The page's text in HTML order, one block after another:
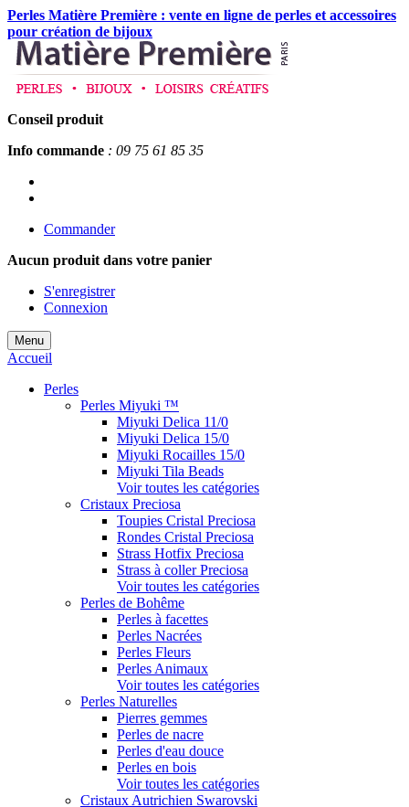
Perles Matière Première : vente en ligne de perles et accessoires
pour création de bijoux
Conseil produit
Info commande : 09 75 61 85 35
Commander
Aucun produit dans votre panier
S'enregistrer
Connexion
Menu
Accueil
Perles
Perles Miyuki ™
Miyuki Delica 11/0
Miyuki Delica 15/0
Miyuki Rocailles 15/0
Miyuki Tila Beads
Voir toutes les catégories
Cristaux Preciosa
Toupies Cristal Preciosa
Rondes Cristal Preciosa
Strass Hotfix Preciosa
Strass à coller Preciosa
Voir toutes les catégories
Perles de Bohême
Perles à facettes
Perles Nacrées
Perles Fleurs
Perles Animaux
Voir toutes les catégories
Perles Naturelles
Pierres gemmes
Perles de nacre
Perles d'eau douce
Perles en bois
Voir toutes les catégories
Cristaux Autrichien Swarovski